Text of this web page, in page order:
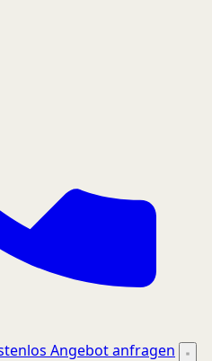
Angebot anfragen